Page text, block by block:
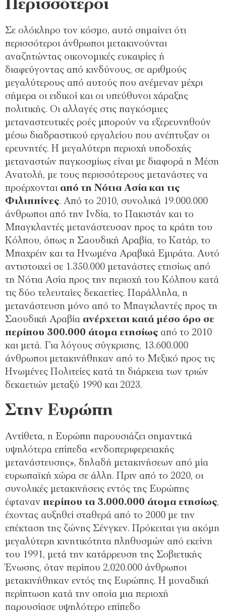
Περισσότεροι
Σε ολόκληρο τον κόσμο, αυτό σημαίνει ότι
περισσότεροι άνθρωποι μετακινούνται
αναζητώντας οικονομικές ευκαιρίες ή
διαφεύγοντας από κινδύνους, σε αριθμούς
μεγαλύτερους από αυτούς που ανέμεναν μέχρι
σήμερα οι ειδικοί και οι υπεύθυνοι χάραξης
πολιτικής. Οι αλλαγές στις παγκόσμιες
μεταναστευτικές ροές μπορούν να εξερευνηθούν
μέσω διαδραστικού εργαλείου που ανέπτυξαν οι
ερευνητές. Η μεγαλύτερη περιοχή υποδοχής
μεταναστών παγκοσμίως είναι με διαφορά η Μέση
Ανατολή, με τους περισσότερους μετανάστες να
προέρχονται από τη Νότια Ασία και τις
Φιλιππίνες. Από το 2010, συνολικά 19.000.000
άνθρωποι από την Ινδία, το Πακιστάν και το
Μπαγκλαντές μετανάστευσαν προς τα κράτη του
Κόλπου, όπως η Σαουδική Αραβία, το Κατάρ, το
Μπαχρέιν και τα Ηνωμένα Αραβικά Εμιράτα. Αυτό
αντιστοιχεί σε 1.350.000 μετανάστες ετησίως από
τη Νότια Ασία προς την περιοχή του Κόλπου κατά
τις δύο τελευταίες δεκαετίες. Παράλληλα, η
μετανάστευση μόνο από το Μπαγκλαντές προς τη
Σαουδική Αραβία ανέρχεται κατά μέσο όρο σε
περίπου 300.000 άτομα ετησίως από το 2010
και μετά. Για λόγους σύγκρισης, 13.600.000
άνθρωποι μετακινήθηκαν από το Μεξικό προς τις
Ηνωμένες Πολιτείες κατά τη διάρκεια των τριών
δεκαετιών μεταξύ 1990 και 2023.
Στην Ευρώπη
Αντίθετα, η Ευρώπη παρουσιάζει σημαντικά
υψηλότερα επίπεδα «ενδοπεριφερειακής
μετανάστευσης», δηλαδή μετακινήσεων από μία
ευρωπαϊκή χώρα σε άλλη. Πριν από το 2020, οι
συνολικές μετακινήσεις εντός της Ευρώπης
έφταναν περίπου τα 3.000.000 άτομα ετησίως,
έχοντας αυξηθεί σταθερά από το 2000 με την
επέκταση της ζώνης Σένγκεν. Πρόκειται για ακόμη
μεγαλύτερη κινητικότητα πληθυσμών από εκείνη
του 1991, μετά την κατάρρευση της Σοβιετικής
Ένωσης, όταν περίπου 2,020.000 άνθρωποι
μετακινήθηκαν εντός της Ευρώπης. Η μοναδική
περίπτωση κατά την οποία μια περιοχή
παρουσίασε υψηλότερο επίπεδο